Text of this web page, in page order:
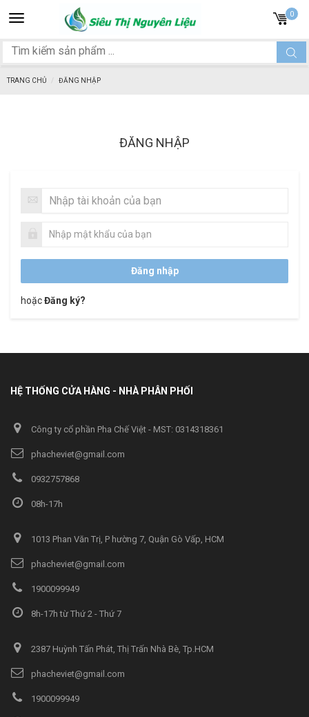
Toggle
navigation
0
TRANG CHỦ ĐĂNG NHẬP
ĐĂNG NHẬP
hoặcĐăng ký?
HỆ THỐNG CỬA HÀNG - NHÀ PHÂN PHỐI
Công ty cổ phần Pha Chế Việt - MST: 0314318361
phacheviet@gmail.com
0932757868
08h-17h
1013 Phan Văn Trị, P hường 7, Quận Gò Vấp, HCM
phacheviet@gmail.com
1900099949
8h-17h từ Thứ 2 - Thứ 7
2387 Huỳnh Tấn Phát, Thị Trấn Nhà Bè, Tp.HCM
phacheviet@gmail.com
1900099949